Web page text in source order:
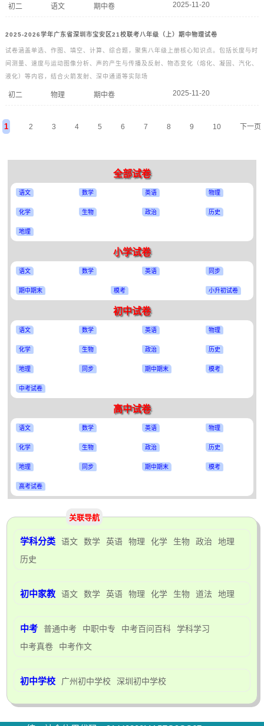
初二 语文 期中卷 2025-11-20
2025-2026学年广东省深圳市宝安区21校联考八年级（上）期中物理试卷
试卷涵盖单选、作图、填空、计算、综合题，聚焦八年级上册核心知识点。包括长度与时
间测量、速度与运动图像分析、声的产生与传播及反射、物态变化（熔化、凝固、汽化、
液化）等内容，结合火箭发射、深中通道等实际场
初二 物理 期中卷 2025-11-20
1 2 3 4 5 6 7 8 9 10 下一页
全部试卷
语文 数学 英语 物理
化学 生物 政治 历史
地理
小学试卷
语文 数学 英语 同步
期中期末 模考 小升初试卷
初中试卷
语文 数学 英语 物理
化学 生物 政治 历史
地理 同步 期中期末 模考
中考试卷
高中试卷
语文 数学 英语 物理
化学 生物 政治 历史
地理 同步 期中期末 模考
高考试卷
关联导航
学科分类 语文 数学 英语 物理 化学 生物 政治
地理
历史
初中家教 语文 数学 英语 物理 化学 生物 道法 地理
中考 普通中考 中职中专 中考百问百科
学科学习
中考真卷
中考作文
初中学校 广州初中学校 深圳初中学校